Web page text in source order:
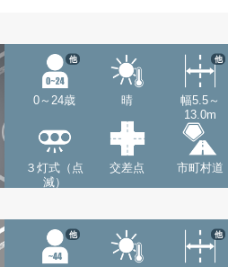
0～24歳
他
晴
幅5.5～
13.0m
他
３灯式（点
滅）
交差点 市町村道
他 他